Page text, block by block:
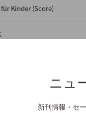
ニュ
新刊情報・セ
Kinder (Score)
Contrabass